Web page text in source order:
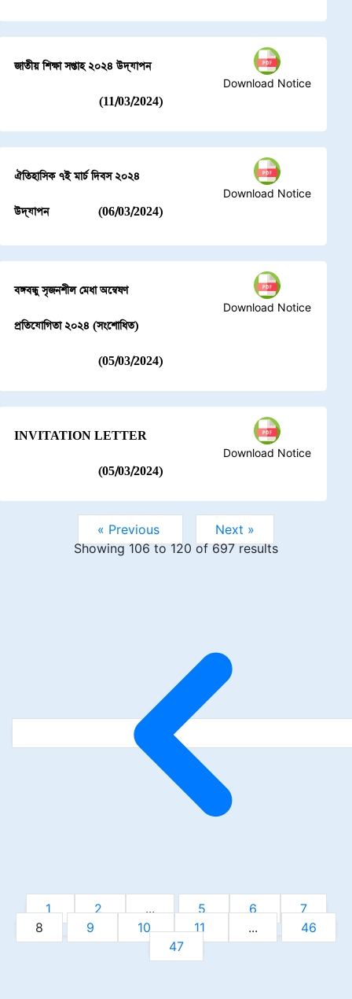
জাতীয় শিক্ষা সপ্তাহ ২০২৪ উদ্‌যাপন
(11/03/2024)
Download Notice
ঐতিহাসিক ৭ই মার্চ দিবস ২০২৪
উদ্‌যাপন (06/03/2024)
Download Notice
বঙ্গবন্ধু সৃজনশীল মেধা অন্বেষণ
প্রতিযোগিতা ২০২৪ (সংশোধিত)
(05/03/2024)
Download Notice
INVITATION LETTER
(05/03/2024)
Download Notice
« Previous
Next »
Showing106to120 of697results
1 2 ... 5 6
7
8
9 10 11 ...
46
47